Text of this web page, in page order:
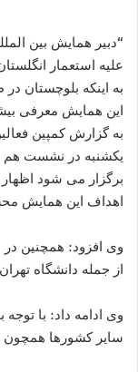
“دبیر همایش بین
علیه استعمار
به اینکه بلوچستان
این همایش معرفی
به گزارش کمپین
یکشنبه در نشست هم
برگزار می شود
اهداف این همایش
وی افزود: همچنین در
از جمله دانشگاه
وی ادامه داد: با
سایر کشورها همچون